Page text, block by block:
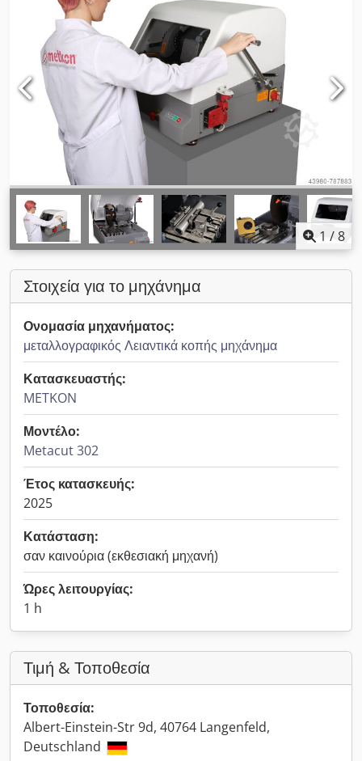
1 /8
Στοιχεία για το μηχάνημα
Ονομασία μηχανήματος:
μεταλλογραφικός Λειαντικά κοπής μηχάνημα
Κατασκευαστής:
METKON
Μοντέλο:
Metacut 302
Έτος κατασκευής:
2025
Κατάσταση:
σαν καινούρια (εκθεσιακή μηχανή)
Ώρες λειτουργίας:
1 h
Τιμή & Τοποθεσία
Τοποθεσία:
Albert-Einstein-Str 9d, 40764 Langenfeld,
Deutschland